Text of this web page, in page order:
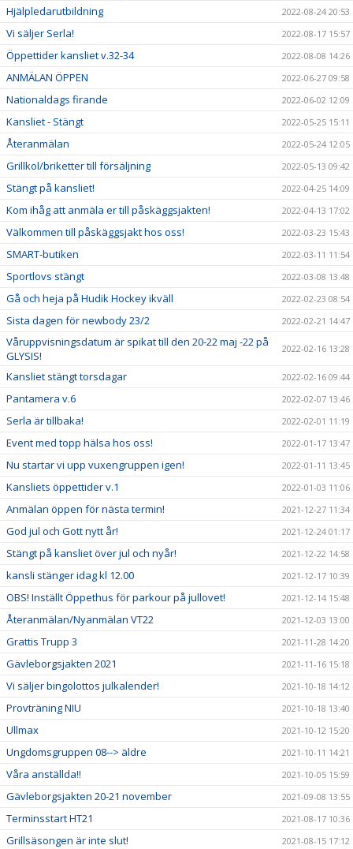
Hjälpledarutbildning 2022-08-24 20:53
Vi säljer Serla! 2022-08-17 15:57
Öppettider kansliet v.32-34 2022-08-08 14:26
ANMÄLAN ÖPPEN 2022-06-27 09:58
Nationaldags firande 2022-06-02 12:09
Kansliet - Stängt 2022-05-25 15:11
Återanmälan 2022-05-24 12:05
Grillkol/briketter till försäljning 2022-05-13 09:42
Stängt på kansliet! 2022-04-25 14:09
Kom ihåg att anmäla er till påskäggsjakten! 2022-04-13 17:02
Välkommen till påskäggsjakt hos oss! 2022-03-23 15:43
SMART-butiken 2022-03-11 11:54
Sportlovs stängt 2022-03-08 13:48
Gå och heja på Hudik Hockey ikväll 2022-02-23 08:54
Sista dagen för newbody 23/2 2022-02-21 14:47
Våruppvisningsdatum är spikat till den 20-22 maj -22 på
GLYSIS!
2022-02-16 13:28
Kansliet stängt torsdagar 2022-02-16 09:44
Pantamera v.6 2022-02-07 13:46
Serla är tillbaka! 2022-02-01 11:19
Event med topp hälsa hos oss! 2022-01-17 13:47
Nu startar vi upp vuxengruppen igen! 2022-01-11 13:45
Kansliets öppettider v.1 2022-01-03 11:06
Anmälan öppen för nästa termin! 2021-12-27 11:34
God jul och Gott nytt år! 2021-12-24 01:17
Stängt på kansliet över jul och nyår! 2021-12-22 14:58
kansli stänger idag kl 12.00 2021-12-17 10:39
OBS! Inställt Öppethus för parkour på jullovet! 2021-12-14 15:48
Återanmälan/Nyanmälan VT22 2021-12-03 13:00
Grattis Trupp 3 2021-11-28 14:20
Gävleborgsjakten 2021 2021-11-16 15:18
Vi säljer bingolottos julkalender! 2021-10-18 14:12
Provträning NIU 2021-10-18 13:40
Ullmax 2021-10-12 15:20
Ungdomsgruppen 08--> äldre 2021-10-11 14:21
Våra anställda!! 2021-10-05 15:59
Gävleborgsjakten 20-21 november 2021-09-08 13:55
Terminsstart HT21 2021-08-17 10:36
Grillsäsongen är inte slut! 2021-08-15 17:12